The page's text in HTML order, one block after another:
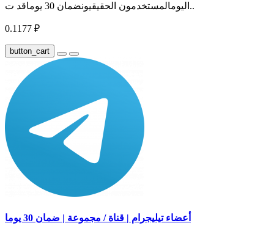
اليومالمستخدمون الحقيقيونضمان 30 يوماقد ت..
0.1177 ₽
button_cart
أعضاء تيليجرام | قناة / مجموعة | ضمان 30 يوما